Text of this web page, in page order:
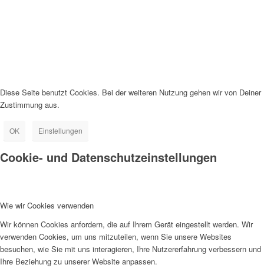
Diese Seite benutzt Cookies. Bei der weiteren Nutzung gehen wir von Deiner
Zustimmung aus.
OK Einstellungen
Cookie- und Datenschutzeinstellungen
Wie wir Cookies verwenden
Wir können Cookies anfordern, die auf Ihrem Gerät eingestellt werden. Wir
verwenden Cookies, um uns mitzuteilen, wenn Sie unsere Websites
besuchen, wie Sie mit uns interagieren, Ihre Nutzererfahrung verbessern und
Ihre Beziehung zu unserer Website anpassen.